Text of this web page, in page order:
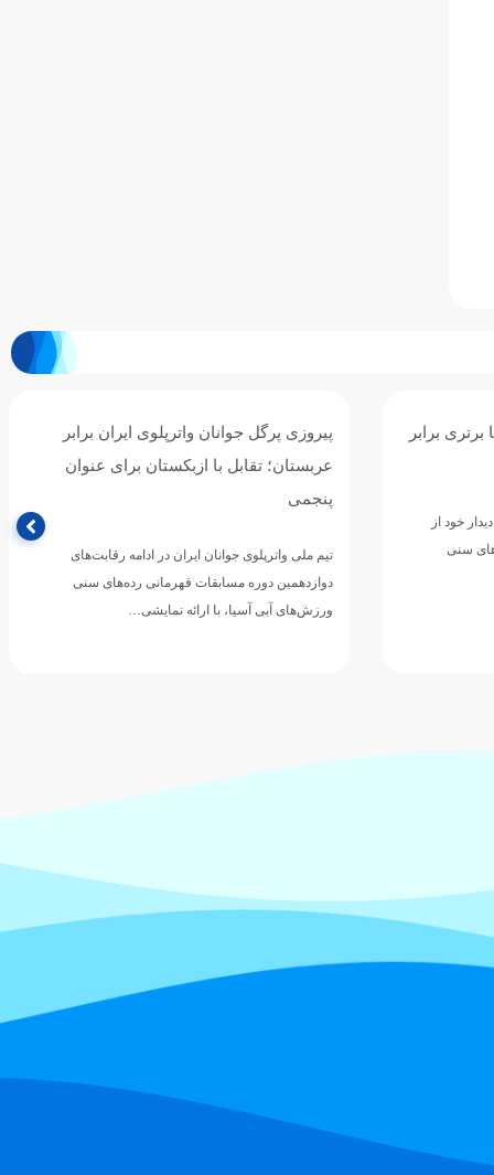
برابر
عنوان
سنی
سومین برد جوانان واترپلوی ایران با شکست
پرگل سریلانکا/ نوبت به قزاقستان رسید
تیم ملی واترپلوی جوانان ایران در چهارمین دیدار خود از
مرحله گروهی دوازدهمین دوره مسابقات قهرمانی
رده‌های سنی ورزش‌های آبی…